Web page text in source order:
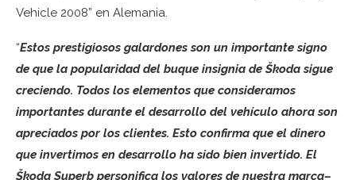
Vehicle 2008” en Alemania.
“Estos prestigiosos galardones son un importante signo
de que la popularidad del buque insignia de Škoda sigue
creciendo. Todos los elementos que consideramos
importantes durante el desarrollo del vehículo ahora son
apreciados por los clientes. Esto confirma que el dinero
que invertimos en desarrollo ha sido bien invertido. El
Škoda Superb personifica los valores de nuestra marca–